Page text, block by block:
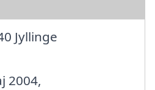
Jyllinge
2004,